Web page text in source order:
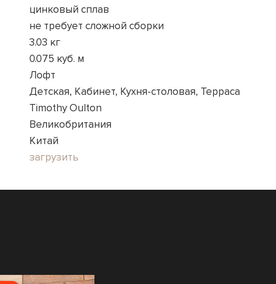
цинковый сплав
не требует сложной сборки
3.03 кг
0.075 куб. м
Лофт
Детская, Кабинет, Кухня-столовая, Терраса
Timothy Oulton
Великобритания
Китай
загрузить